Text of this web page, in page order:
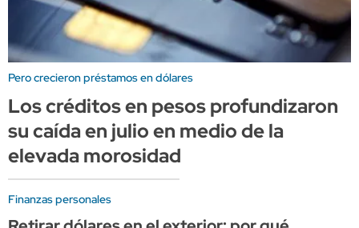
Pero crecieron préstamos en dólares
Los créditos en pesos profundizaron
su caída en julio en medio de la
elevada morosidad
Finanzas personales